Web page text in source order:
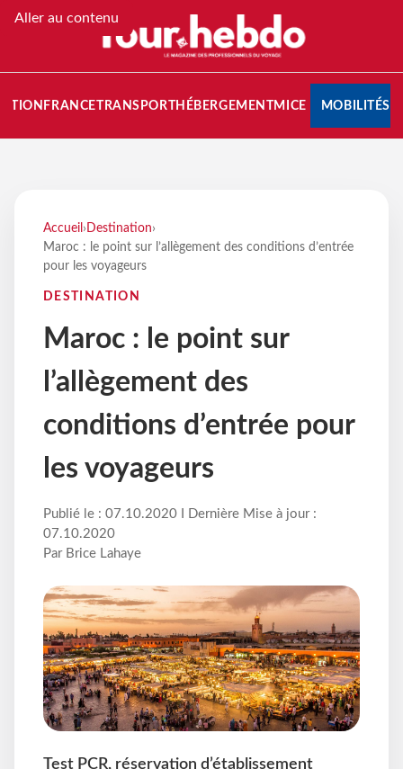
Aller au contenu
FRANCETRANSPORT HÉBERGEMENTMICE MOBILITÉS
Accueil › Destination›
Maroc : le point sur l’allègement des conditions d’entrée
pour les voyageurs
DESTINATION
Maroc : le point sur
l’allègement des
conditions d’entrée pour
les voyageurs
Publié le : 07.10.2020 I Dernière Mise à jour :
07.10.2020
Par Brice Lahaye
Test PCR, réservation d’établissement